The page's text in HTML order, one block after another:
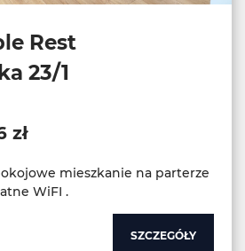
Rest
23/1
zł
mieszkanie na parterze
WiFI .
SZCZEGÓŁY